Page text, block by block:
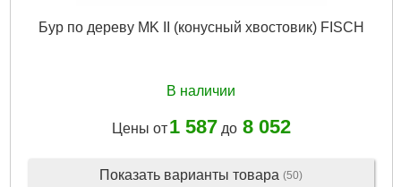
Бур по дереву MK II (конусный хвостовик) FISCH
В наличии
Цены от 1 587 до 8 052
Показать варианты товара (50)